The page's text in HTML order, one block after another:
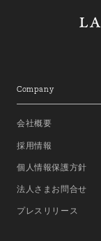
Company
会社概要
採用情報
個人情報保護方針
法人さまお問合せ
プレスリリース